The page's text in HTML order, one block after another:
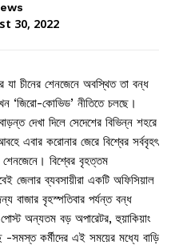
30, 2022
যা চীনের শেনজেনে অবস্থিত তা বন্ধ
‘জিরো-কোভিড’ নীতিতে চলছে।
দেখা দিলে সেদেশের বিভিন্ন শহরে
এবার করোনার জেরে বিশ্বের সর্ববৃহৎ
শেনজেনে। বিশ্বের বৃহত্তম
জেলার ব্যবসায়ীরা একটি অফিসিয়াল
বাজার বৃহস্পতিবার পর্যন্ত বন্ধ
অন্যতম বড় অপারেটর, হুয়াকিয়াং
-সমস্ত কর্মীদের এই সময়ের মধ্যে বাড়ি